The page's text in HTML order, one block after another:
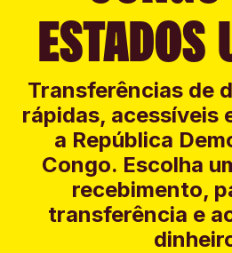
ESTADOS
Transferências de
rápidas, acessíveis
a República
Congo. Escolha
recebimento,
transferência e